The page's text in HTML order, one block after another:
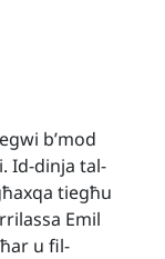
b’mod
Id-dinja tal-
tiegħu
Emil
u fil-